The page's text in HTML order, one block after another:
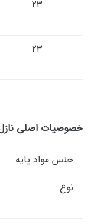
۲۳
۲۳
خصوصیات اصلی نازل
جنس مواد پایه
نوع